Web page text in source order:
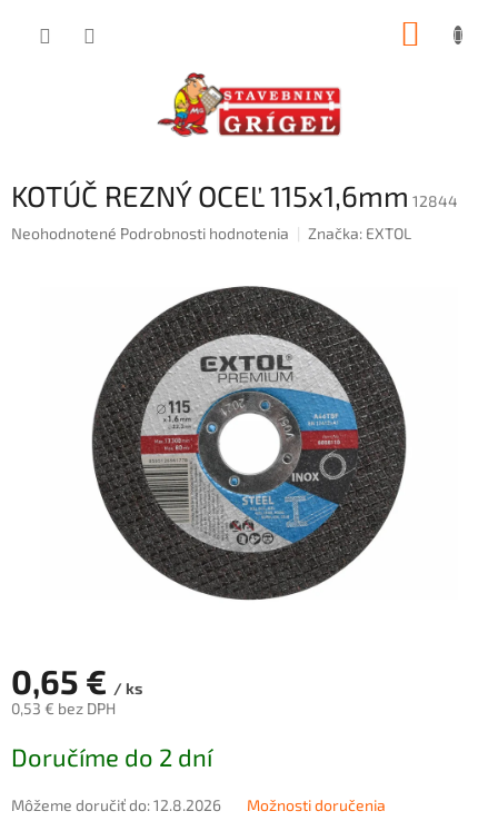
KOTÚČ REZNÝ OCEĽ 115x1,6mm 12844
Priemerné
Neohodnotené Podrobnosti hodnotenia Značka: EXTOL
0,65 € / ks
0,53 € bez DPH
cena:
Doručíme do 2 dní
Môžeme doručiť do:12.8.2026 Možnosti doručenia